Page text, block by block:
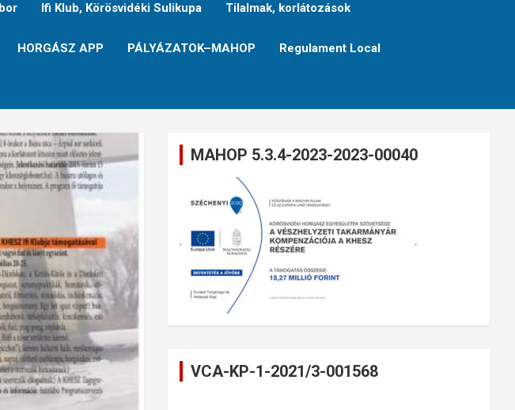
Ifi Klub, Körösvidéki Sulikupa Tilalmak, korlátozások
HORGÁSZ APP PÁLYÁZATOK–MAHOP Regulament Local
MAHOP 5.3.4-2023-2023-00040
VCA-KP-1-2021/3-001568